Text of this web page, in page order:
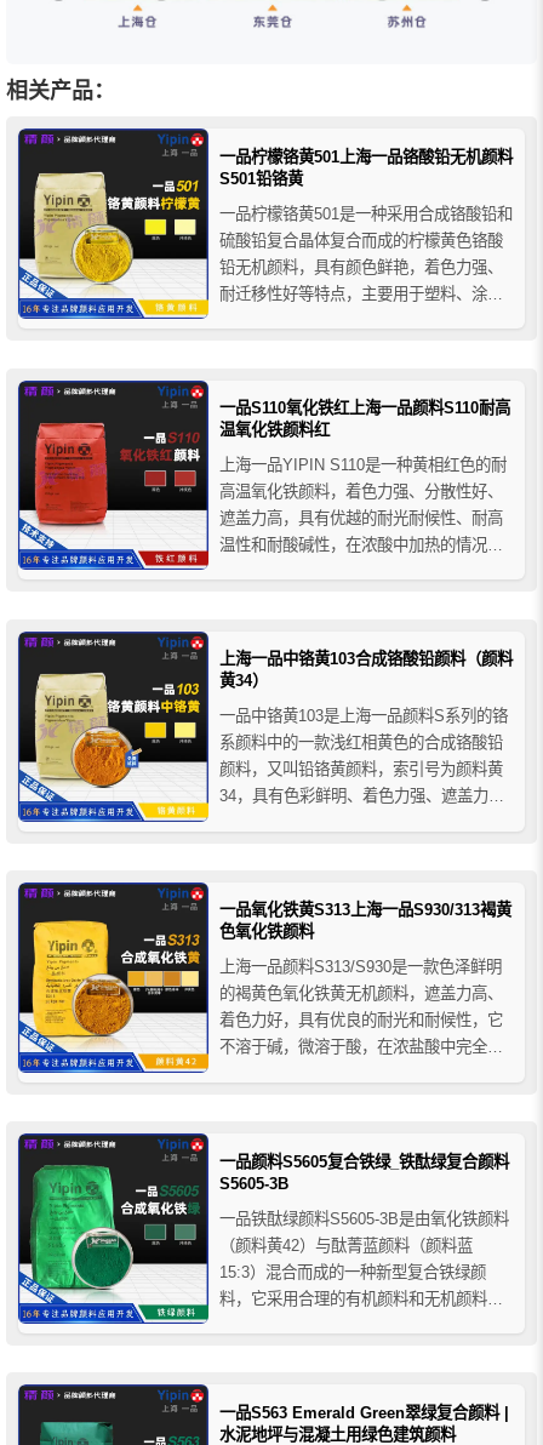
相关产品：
一品柠檬铬黄501上海一品铬酸铅无机颜料
S501铅铬黄
一品柠檬铬黄501是一种采用合成铬酸铅和
硫酸铅复合晶体复合而成的柠檬黄色铬酸
铅无机颜料，具有颜色鲜艳，着色力强、
耐迁移性好等特点，主要用于塑料、涂
一品S110氧化铁红上海一品颜料S110耐高
温氧化铁颜料红
上海一品YIPIN S110是一种黄相红色的耐
高温氧化铁颜料，着色力强、分散性好、
遮盖力高，具有优越的耐光耐候性、耐高
温性和耐酸碱性，在浓酸中加热的情况下
上海一品中铬黄103合成铬酸铅颜料（颜料
黄34）
一品中铬黄103是上海一品颜料S系列的铬
系颜料中的一款浅红相黄色的合成铬酸铅
颜料，又叫铅铬黄颜料，索引号为颜料黄
34，具有色彩鲜明、着色力强、遮盖力
一品氧化铁黄S313上海一品S930/313褐黄
色氧化铁颜料
上海一品颜料S313/S930是一款色泽鲜明
的褐黄色氧化铁黄无机颜料，遮盖力高、
着色力好，具有优良的耐光和耐候性，它
不溶于碱，微溶于酸，在浓盐酸中完全溶
于建材、涂料、塑料、橡胶、油墨等领
域...
一品颜料S5605复合铁绿_铁酞绿复合颜料
S5605-3B
一品铁酞绿颜料S5605-3B是由氧化铁颜料
（颜料黄42）与酞菁蓝颜料（颜料蓝
15:3）混合而成的一种新型复合铁绿颜
料，它采用合理的有机颜料和无机颜料配
用于塑料、橡胶、涂料、造纸、建料等行
业，一品S5605-3B...
一品S563 Emerald Green翠绿复合颜料 |
水泥地坪与混凝土用绿色建筑颜料